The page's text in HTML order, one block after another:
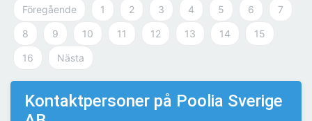
Föregående 1 2 3 4 5 6 7
8 9 10 11 12 13 14 15
16 Nästa
Kontaktpersoner på Poolia Sverige